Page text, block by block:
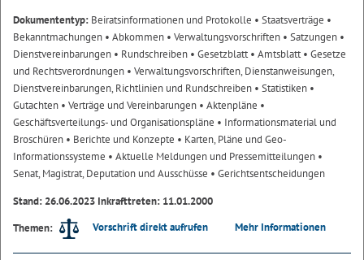
Dokumententyp: Beiratsinformationen und Protokolle • Staatsverträge •
Bekanntmachungen • Abkommen • Verwaltungsvorschriften • Satzungen •
Dienstvereinbarungen • Rundschreiben • Gesetzblatt• Amtsblatt• Gesetze
und Rechtsverordnungen • Verwaltungsvorschriften, Dienstanweisungen,
Dienstvereinbarungen, Richtlinien und Rundschreiben • Statistiken •
Gutachten • Verträge und Vereinbarungen • Aktenpläne •
Geschäftsverteilungs- und Organisationspläne • Informationsmaterial und
Broschüren • Berichte und Konzepte • Karten, Pläne und Geo-
Informationssysteme • Aktuelle Meldungen und Pressemitteilungen •
Senat, Magistrat, Deputation und Ausschüsse • Gerichtsentscheidungen
Stand: 26.06.2023 Inkrafttreten: 11.01.2000
Themen:
Vorschrift direkt aufrufen Mehr Informationen